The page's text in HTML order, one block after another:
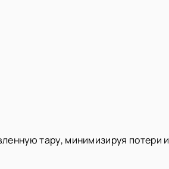
тару, минимизируя потери и